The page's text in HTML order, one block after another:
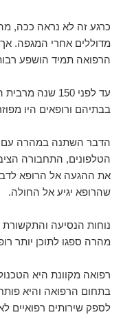
כרגע זה לא נראה ככה,
מדוללים אחרי המגפה. אך
הרפואה תמיד הושפע
עד לפני 150 שנה
בבתיהם ורופאים היו
הדבר השתנה במהרה עם
הטלפונים, התחבורה
את ההגעה אל הרופא
שהרופא יגיע אל החולה.
נוחות הנסיעה
מהרה ספגו לתוכן יותר
רפואה מקוונת היא
בתחום הרפואה והיא
לספק שירותים רפואיים